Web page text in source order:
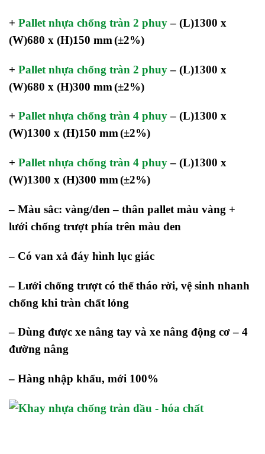
+ Pallet nhựa chống tràn 2 phuy– (L)1300 x
(W)680 x (H)150 mm(±2%)
+ Pallet nhựa chống tràn 2 phuy– (L)1300 x
(W)680 x (H)300 mm(±2%)
+ Pallet nhựa chống tràn 4 phuy– (L)1300 x
(W)1300 x (H)150 mm(±2%)
+ Pallet nhựa chống tràn 4 phuy– (L)1300 x
(W)1300 x (H)300 mm(±2%)
– Màu sắc: vàng/đen – thân pallet màu vàng +
lưới chống trượt phía trên màu đen
– Có van xả đáy hình lục giác
– Lưới chống trượt có thể tháo rời, vệ sinh nhanh
chống khi tràn chất lỏng
– Dùng được xe nâng tay và xe nâng động cơ – 4
đường nâng
– Hàng nhập khẩu, mới 100%